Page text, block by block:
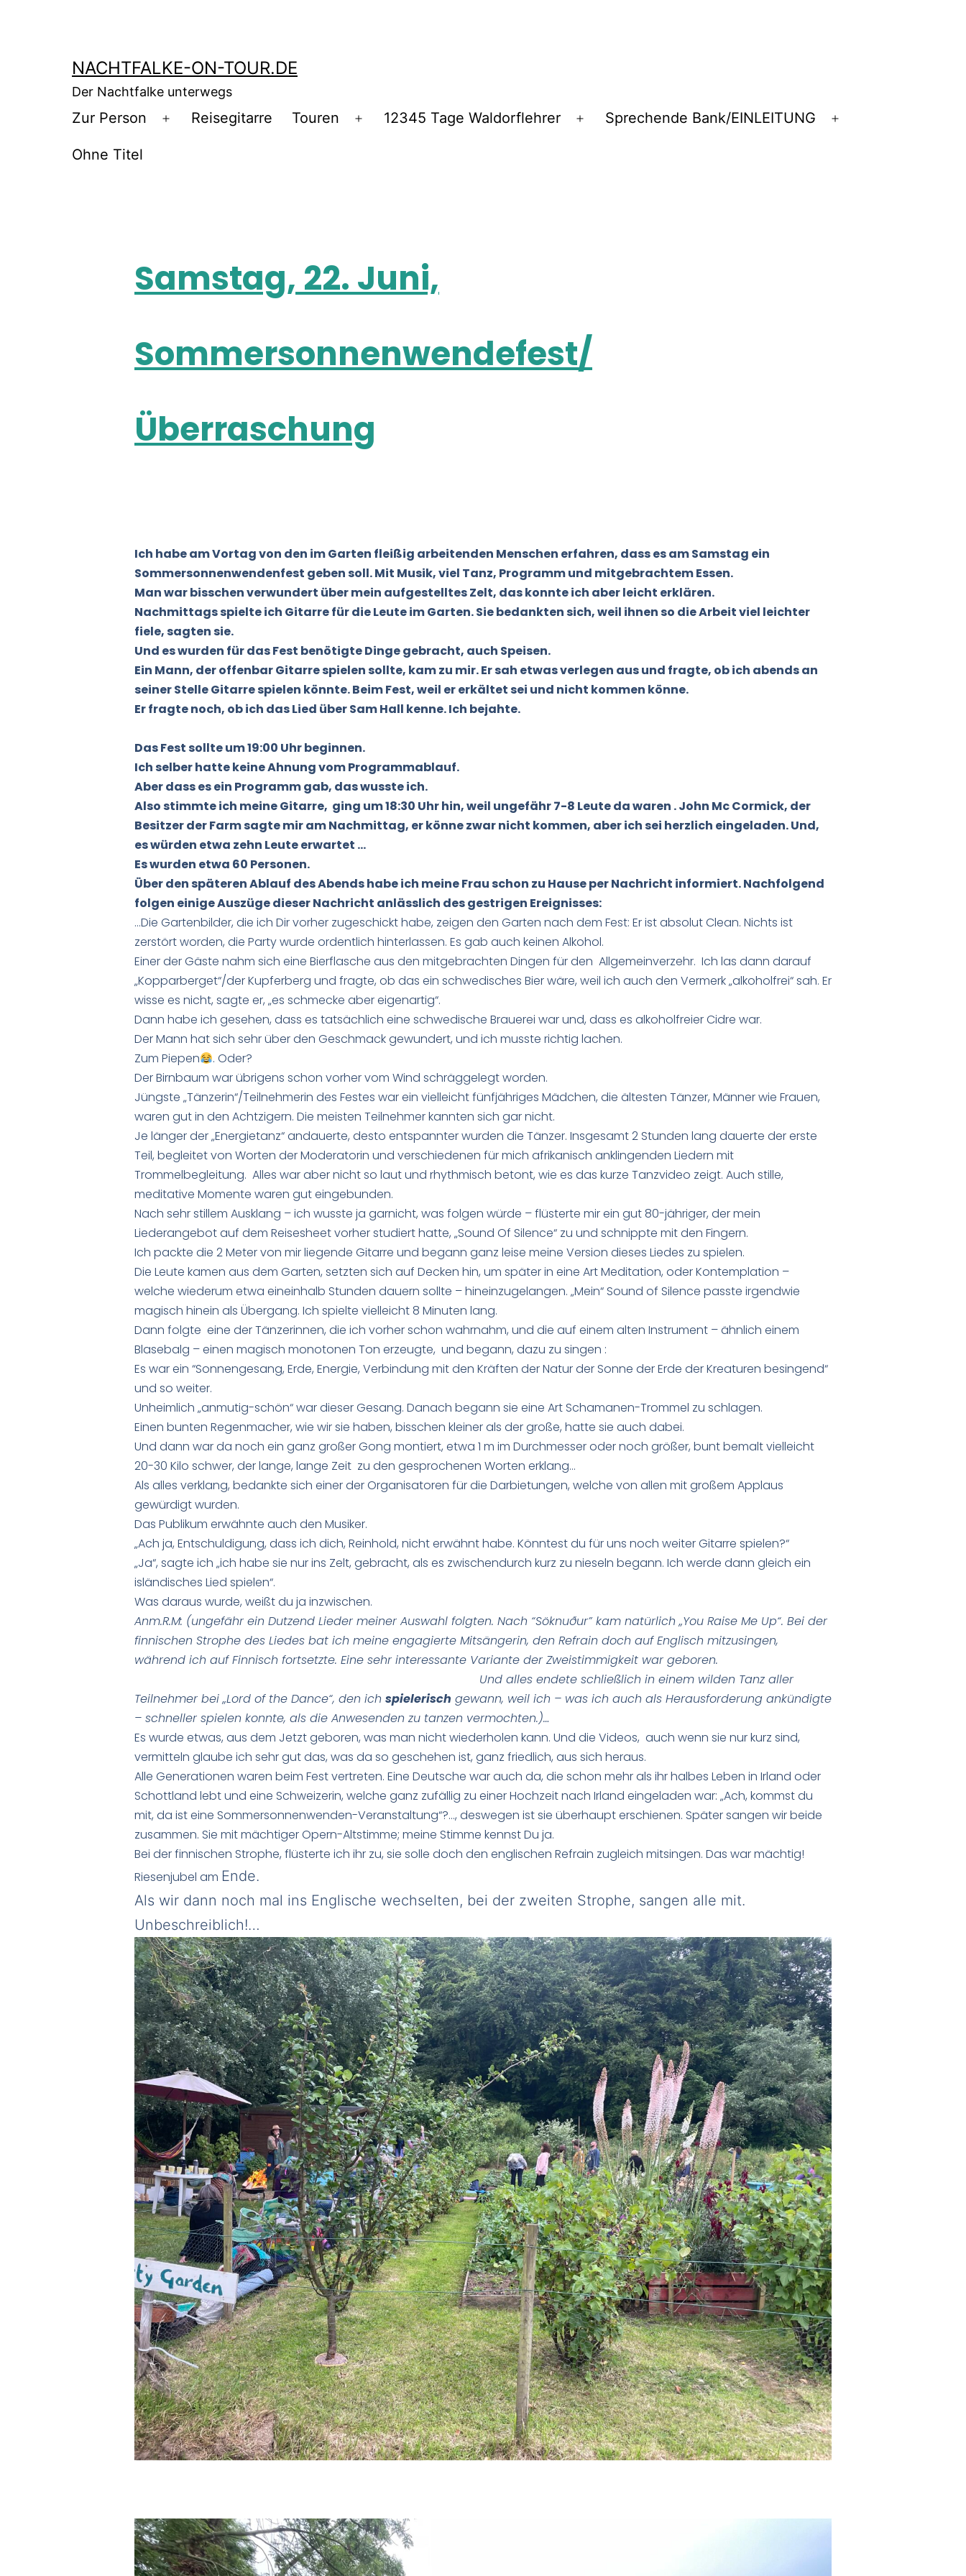
NACHTFALKE-ON-TOUR.DE
Der Nachtfalke unterwegs
Zur Person Reisegitarre Touren 12345 Tage Waldorflehrer Sprechende Bank/EINLEITUNG
Ohne Titel
Samstag, 22. Juni,
Sommersonnenwendefest/
Überraschung
Ich habe am Vortag von den im Garten fleißig arbeitenden Menschen erfahren, dass es am Samstag ein
Sommersonnenwendenfest geben soll. Mit Musik, viel Tanz, Programm und mitgebrachtem Essen.
Man war bisschen verwundert über mein aufgestelltes Zelt, das konnte ich aber leicht erklären.
Nachmittags spielte ich Gitarre für die Leute im Garten. Sie bedankten sich, weil ihnen so die Arbeit viel leichter
fiele, sagten sie.
Und es wurden für das Fest benötigte Dinge gebracht, auch Speisen.
Ein Mann, der offenbar Gitarre spielen sollte, kam zu mir. Er sah etwas verlegen aus und fragte, ob ich abends an
seiner Stelle Gitarre spielen könnte. Beim Fest, weil er erkältet sei und nicht kommen könne.
Er fragte noch, ob ich das Lied über Sam Hall kenne. Ich bejahte.
Das Fest sollte um 19:00 Uhr beginnen.
Ich selber hatte keine Ahnung vom Programmablauf.
Aber dass es ein Programm gab, das wusste ich.
Also stimmte ich meine Gitarre, ging um 18:30 Uhr hin, weil ungefähr 7-8 Leute da waren . John Mc Cormick, der
Besitzer der Farm sagte mir am Nachmittag, er könne zwar nicht kommen, aber ich sei herzlich eingeladen. Und,
es würden etwa zehn Leute erwartet …
Es wurden etwa 60 Personen.
Über den späteren Ablauf des Abends habe ich meine Frau schon zu Hause per Nachricht informiert. Nachfolgend
folgen einige Auszüge dieser Nachricht anlässlich des gestrigen Ereignisses:
…Die Gartenbilder, die ich Dir vorher zugeschickt habe, zeigen den Garten nach dem Fest: Er ist absolut Clean. Nichts ist
zerstört worden, die Party wurde ordentlich hinterlassen. Es gab auch keinen Alkohol.
Einer der Gäste nahm sich eine Bierflasche aus den mitgebrachten Dingen für den Allgemeinverzehr. Ich las dann darauf
„Kopparberget“/der Kupferberg und fragte, ob das ein schwedisches Bier wäre, weil ich auch den Vermerk „alkoholfrei“ sah. Er
wisse es nicht, sagte er, „es schmecke aber eigenartig“.
Dann habe ich gesehen, dass es tatsächlich eine schwedische Brauerei war und, dass es alkoholfreier Cidre war.
Der Mann hat sich sehr über den Geschmack gewundert, und ich musste richtig lachen.
Zum Piepen
. Oder?
Der Birnbaum war übrigens schon vorher vom Wind schräggelegt worden.
Jüngste „Tänzerin“/Teilnehmerin des Festes war ein vielleicht fünfjähriges Mädchen, die ältesten Tänzer, Männer wie Frauen,
waren gut in den Achtzigern. Die meisten Teilnehmer kannten sich gar nicht.
Je länger der „Energietanz“ andauerte, desto entspannter wurden die Tänzer. Insgesamt 2 Stunden lang dauerte der erste
Teil, begleitet von Worten der Moderatorin und verschiedenen für mich afrikanisch anklingenden Liedern mit
Trommelbegleitung. Alles war aber nicht so laut und rhythmisch betont, wie es das kurze Tanzvideo zeigt. Auch stille,
meditative Momente waren gut eingebunden.
Nach sehr stillem Ausklang – ich wusste ja garnicht, was folgen würde – flüsterte mir ein gut 80-jähriger, der mein
Liederangebot auf dem Reisesheet vorher studiert hatte, „Sound Of Silence“ zu und schnippte mit den Fingern.
Ich packte die 2 Meter von mir liegende Gitarre und begann ganz leise meine Version dieses Liedes zu spielen.
Die Leute kamen aus dem Garten, setzten sich auf Decken hin, um später in eine Art Meditation, oder Kontemplation –
welche wiederum etwa eineinhalb Stunden dauern sollte – hineinzugelangen. „Mein“ Sound of Silence passte irgendwie
magisch hinein als Übergang. Ich spielte vielleicht 8 Minuten lang.
Dann folgte eine der Tänzerinnen, die ich vorher schon wahrnahm, und die auf einem alten Instrument – ähnlich einem
Blasebalg – einen magisch monotonen Ton erzeugte, und begann, dazu zu singen :
Es war ein “Sonnengesang, Erde, Energie, Verbindung mit den Kräften der Natur der Sonne der Erde der Kreaturen besingend“
und so weiter.
Unheimlich „anmutig-schön“ war dieser Gesang. Danach begann sie eine Art Schamanen-Trommel zu schlagen.
Einen bunten Regenmacher, wie wir sie haben, bisschen kleiner als der große, hatte sie auch dabei.
Und dann war da noch ein ganz großer Gong montiert, etwa 1 m im Durchmesser oder noch größer, bunt bemalt vielleicht
20-30 Kilo schwer, der lange, lange Zeit zu den gesprochenen Worten erklang…
Als alles verklang, bedankte sich einer der Organisatoren für die Darbietungen, welche von allen mit großem Applaus
gewürdigt wurden.
Das Publikum erwähnte auch den Musiker.
„Ach ja, Entschuldigung, dass ich dich, Reinhold, nicht erwähnt habe. Könntest du für uns noch weiter Gitarre spielen?“
„Ja“, sagte ich „ich habe sie nur ins Zelt, gebracht, als es zwischendurch kurz zu nieseln begann. Ich werde dann gleich ein
isländisches Lied spielen“.
Was daraus wurde, weißt du ja inzwischen.
Anm.R.M: (ungefähr ein Dutzend Lieder meiner Auswahl folgten. Nach “Söknuður” kam natürlich „You Raise Me Up“. Bei der
finnischen Strophe des Liedes bat ich meine engagierte Mitsängerin, den Refrain doch auf Englisch mitzusingen,
während ich auf Finnisch fortsetzte. Eine sehr interessante Variante der Zweistimmigkeit war geboren.
Und alles endete schließlich in einem wilden Tanz aller
Teilnehmer bei „Lord of the Dance“, den ich spielerisch gewann, weil ich – was ich auch als Herausforderung ankündigte
– schneller spielen konnte, als die Anwesenden zu tanzen vermochten.)…
Es wurde etwas, aus dem Jetzt geboren, was man nicht wiederholen kann. Und die Videos, auch wenn sie nur kurz sind,
vermitteln glaube ich sehr gut das, was da so geschehen ist, ganz friedlich, aus sich heraus.
Alle Generationen waren beim Fest vertreten. Eine Deutsche war auch da, die schon mehr als ihr halbes Leben in Irland oder
Schottland lebt und eine Schweizerin, welche ganz zufällig zu einer Hochzeit nach Irland eingeladen war: „Ach, kommst du
mit, da ist eine Sommersonnenwenden-Veranstaltung“?…, deswegen ist sie überhaupt erschienen. Später sangen wir beide
zusammen. Sie mit mächtiger Opern-Altstimme; meine Stimme kennst Du ja.
Bei der finnischen Strophe, flüsterte ich ihr zu, sie solle doch den englischen Refrain zugleich mitsingen. Das war mächtig!
Riesenjubel am Ende.
Als wir dann noch mal ins Englische wechselten, bei der zweiten Strophe, sangen alle mit.
Unbeschreiblich!…